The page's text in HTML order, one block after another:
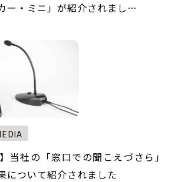
ー・ミニ」が紹介されまし…
当社の「窓口での聞こえづさら」
について紹介されました